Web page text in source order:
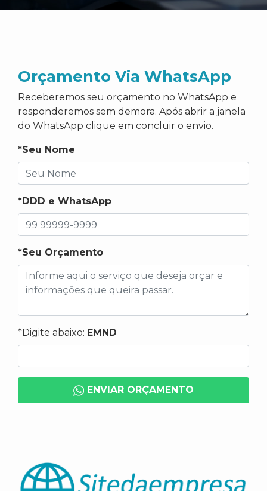
Orçamento Via WhatsApp
Receberemos seu orçamento no WhatsApp e
responderemos sem demora. Após abrir a janela
do WhatsApp clique em concluir o envio.
*Seu Nome
*DDD e WhatsApp
*Seu Orçamento
*Digite abaixo: EMND
ENVIAR ORÇAMENTO